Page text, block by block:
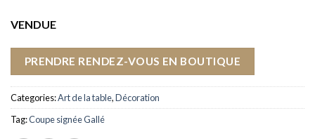
VENDUE
PRENDRE RENDEZ-VOUS EN BOUTIQUE
Categories:Art de la table,Décoration
Tag:Coupe signée Gallé